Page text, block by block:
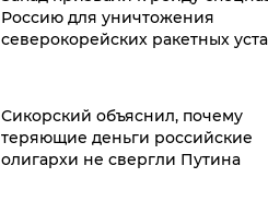
Россию для уничтожения
северокорейских ракетных
Сикорский объяснил, почему
теряющие деньги российские
олигархи не свергли Путина